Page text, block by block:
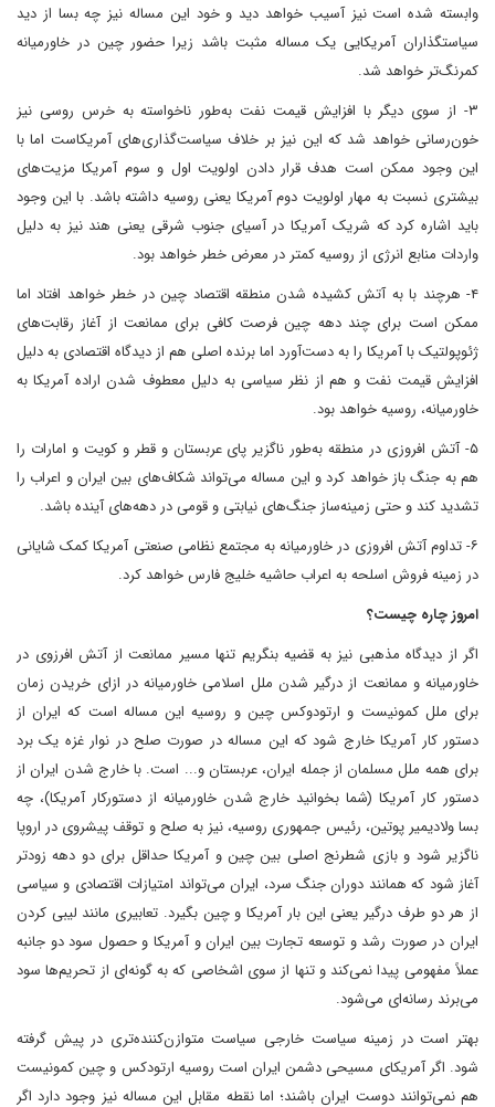
وابسته شده است نیز آسیب خواهد دید و خود این مساله نیز چه بسا از دید
سیاستگذاران آمریکایی یک مساله مثبت باشد زیرا حضور چین در خاورمیانه
کمرنگ‌تر خواهد شد.
۳- از سوی دیگر با افزایش قیمت نفت به‌طور ناخواسته به خرس روسی نیز
خون‌رسانی خواهد شد که این نیز بر خلاف سیاست‌گذاری‌های آمریکاست اما با
این وجود ممکن است هدف قرار دادن اولویت اول و سوم آمریکا مزیت‌های
بیشتری نسبت به مهار اولویت دوم آمریکا یعنی روسیه داشته باشد. با این وجود
باید اشاره کرد که شریک آمریکا در آسیای جنوب شرقی یعنی هند نیز به دلیل
واردات منابع انرژی از روسیه کمتر در معرض خطر خواهد بود.
۴- هرچند با به آتش کشیده شدن منطقه اقتصاد چین در خطر خواهد افتاد اما
ممکن است برای چند دهه چین فرصت کافی برای ممانعت از آغاز رقابت‌های
ژئوپولتیک با آمریکا را به دست‌آورد اما برنده اصلی هم از دیدگاه اقتصادی به دلیل
افزایش قیمت نفت و هم از نظر سیاسی به دلیل معطوف شدن اراده آمریکا به
خاورمیانه، روسیه خواهد بود.
۵- آتش افروزی در منطقه به‌طور ناگزیر پای عربستان و قطر و کویت و امارات را
هم به جنگ باز خواهد کرد و این مساله می‌تواند شکاف‌های بین ایران و اعراب را
تشدید کند و حتی زمینه‌ساز جنگ‌های نیابتی و قومی در دهه‌های آینده باشد.
۶- تداوم آتش افروزی در خاورمیانه به مجتمع نظامی صنعتی آمریکا کمک شایانی
در زمینه فروش اسلحه به اعراب حاشیه خلیج فارس خواهد کرد.
امروز چاره چیست؟
اگر از دیدگاه مذهبی نیز به قضیه بنگریم تنها مسیر ممانعت از آتش افرزوی در
خاورمیانه و ممانعت از درگیر شدن ملل اسلامی خاورمیانه در ازای خریدن زمان
برای ملل کمونیست و ارتودوکس چین و روسیه این مساله است که ایران از
دستور کار آمریکا خارج شود که این مساله در صورت صلح در نوار غزه یک برد
برای همه ملل مسلمان از جمله ایران، عربستان و... است. با خارج شدن ایران از
دستور کار آمریکا (شما بخوانید خارج شدن خاورمیانه از دستورکار آمریکا)، چه
بسا ولادیمیر پوتین، رئیس جمهوری روسیه، نیز به صلح و توقف پیشروی در اروپا
ناگزیر شود و بازی شطرنج اصلی بین چین و آمریکا حداقل برای دو دهه زودتر
آغاز شود که همانند دوران جنگ سرد، ایران می‌تواند امتیازات اقتصادی و سیاسی
از هر دو طرف درگیر یعنی این بار آمریکا و چین بگیرد. تعابیری مانند لیبی کردن
ایران در صورت رشد و توسعه تجارت بین ایران و آمریکا و حصول سود دو جانبه
عملاً مفهومی پیدا نمی‌کند و تنها از سوی اشخاصی که به گونه‌ای از تحریم‌ها سود
می‌برند رسانه‌ای می‌شود.
بهتر است در زمینه سیاست خارجی سیاست متوازن‌کننده‌تری در پیش گرفته
شود. اگر آمریکای مسیحی دشمن ایران است روسیه ارتودکس و چین کمونیست
هم نمی‌توانند دوست ایران باشند؛ اما نقطه مقابل این مساله نیز وجود دارد اگر